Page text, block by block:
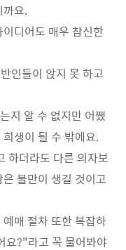
요.
디어도 매우 참신한
인들이 앉지 못 하고
지 알 수 없지만 어쨌
생이 될 수 밖에요.
하더라도 다른 의자보
불만이 생길 것이고
매 절차 또한 복잡하
요?"라고 꼭 물어봐야